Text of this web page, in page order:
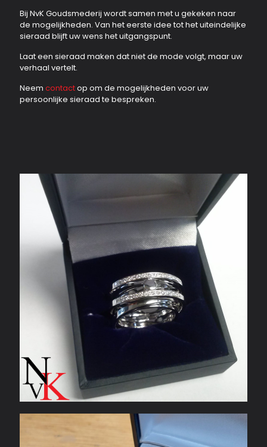
Bij NvK Goudsmederij wordt samen met u gekeken naar
de mogelijkheden. Van het eerste idee tot het uiteindelijke
sieraad blijft uw wens het uitgangspunt.
Laat een sieraad maken dat niet de mode volgt, maar uw
verhaal vertelt.
Neem contactop om de mogelijkheden voor uw
persoonlijke sieraad te bespreken.
Witgouden herinneringsring
Geelgouden hanger van oudgoud met